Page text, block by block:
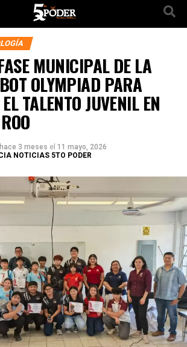
MUNICIPAL DE LA
OLYMPIAD PARA
TALENTO JUVENIL EN
hace 3 meses el 11 mayo, 2026
NOTICIAS 5TO PODER